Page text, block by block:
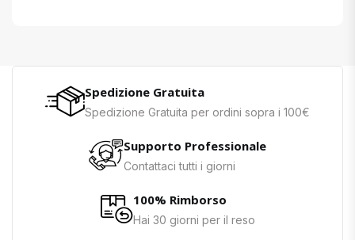
Spedizione Gratuita
Spedizione Gratuita per ordini sopra i 100€
Supporto Professionale
Contattaci tutti i giorni
100% Rimborso
Hai 30 giorni per il reso